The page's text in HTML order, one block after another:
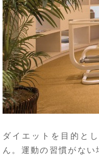
ダイエットを目的と
ん。運動の習慣がな